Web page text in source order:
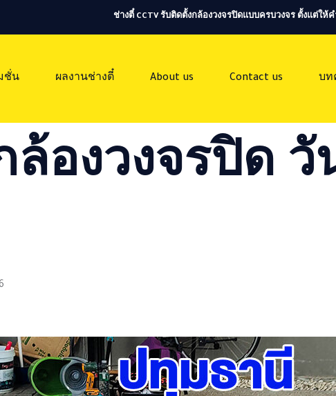
ช่างตี๋ CCTV รับติดตั้งกล้องวงจรปิดแบบครบวงจร ตั้งแต่
ชั่น ผลงานช่างตี๋ About us Contact us บท
องวงจรปิด วั